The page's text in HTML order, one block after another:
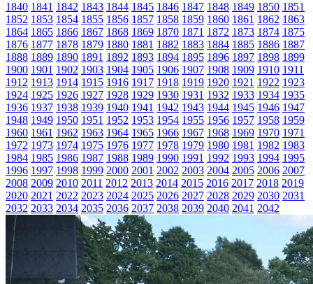
1840 1841 1842 1843 1844 1845 1846 1847 1848 1849 1850 1851
1852 1853 1854 1855 1856 1857 1858 1859 1860 1861 1862 1863
1864 1865 1866 1867 1868 1869 1870 1871 1872 1873 1874 1875
1876 1877 1878 1879 1880 1881 1882 1883 1884 1885 1886 1887
1888 1889 1890 1891 1892 1893 1894 1895 1896 1897 1898 1899
1900 1901 1902 1903 1904 1905 1906 1907 1908 1909 1910 1911
1912 1913 1914 1915 1916 1917 1918 1919 1920 1921 1922 1923
1924 1925 1926 1927 1928 1929 1930 1931 1932 1933 1934 1935
1936 1937 1938 1939 1940 1941 1942 1943 1944 1945 1946 1947
1948 1949 1950 1951 1952 1953 1954 1955 1956 1957 1958 1959
1960 1961 1962 1963 1964 1965 1966 1967 1968 1969 1970 1971
1972 1973 1974 1975 1976 1977 1978 1979 1980 1981 1982 1983
1984 1985 1986 1987 1988 1989 1990 1991 1992 1993 1994 1995
1996 1997 1998 1999 2000 2001 2002 2003 2004 2005 2006 2007
2008 2009 2010 2011 2012 2013 2014 2015 2016 2017 2018 2019
2020 2021 2022 2023 2024 2025 2026 2027 2028 2029 2030 2031
2032 2033 2034 2035 2036 2037 2038 2039 2040 2041 2042